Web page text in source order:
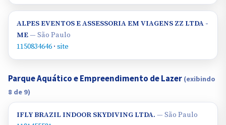
ALPES EVENTOS E ASSESSORIA EM VIAGENS ZZ LTDA -
ME— São Paulo
1150834646 · site
Parque Aquático e Empreendimento de Lazer (exibindo
8 de 9)
IFLY BRAZIL INDOOR SKYDIVING LTDA. — São Paulo